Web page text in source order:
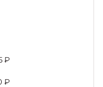
₽
₽